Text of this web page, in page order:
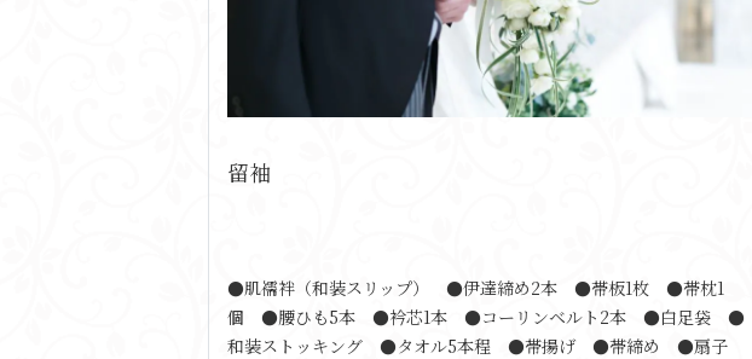
留袖
●肌襦袢（和装スリップ） ●伊達締め2本 ●帯板1枚 ●帯枕1
個 ●腰ひも5本 ●衿芯1本 ●コーリンベルト2本 ●白足袋 ●
和装ストッキング ●タオル5本程 ●帯揚げ ●帯締め ●扇子